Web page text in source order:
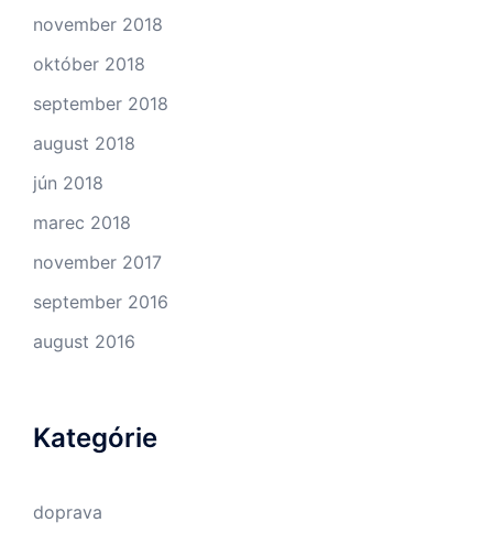
november 2018
október 2018
september 2018
august 2018
jún 2018
marec 2018
november 2017
september 2016
august 2016
Kategórie
doprava